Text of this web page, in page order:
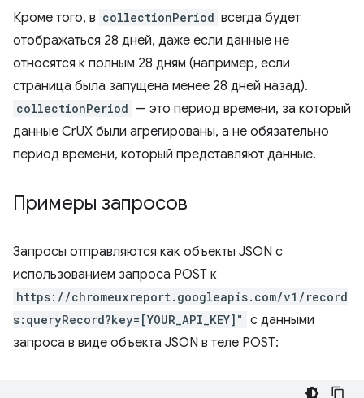
Кроме того, в collectionPeriod всегда будет
отображаться 28 дней, даже если данные не
относятся к полным 28 дням (например, если
страница была запущена менее 28 дней назад).
collectionPeriod — это период времени, за который
данные CrUX были агрегированы, а не обязательно
период времени, который представляют данные.
Примеры запросов
Запросы отправляются как объекты JSON с
использованием запроса POST к
https://chromeuxreport.googleapis.com/v1/record
s:queryRecord?key=[YOUR_API_KEY]" с данными
запроса в виде объекта JSON в теле POST: